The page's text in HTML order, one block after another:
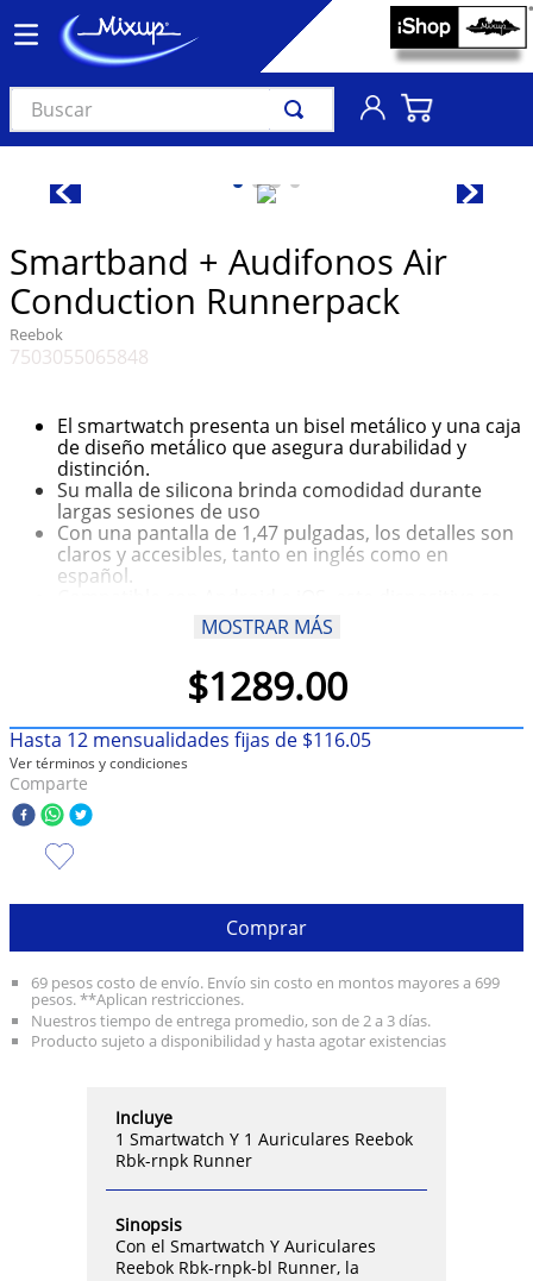
Buscar
Smartband + Audifonos Air
Conduction Runnerpack
Reebok
7503055065848
El smartwatch presenta un bisel metálico y una caja
de diseño metálico que asegura durabilidad y
distinción.
Su malla de silicona brinda comodidad durante
largas sesiones de uso
Con una pantalla de 1,47 pulgadas, los detalles son
claros y accesibles, tanto en inglés como en
español.
sincroniza de manera eficiente con tu smartphone,
mejorando tu conectividad en cada momento
con los auriculares incluidos
Disfruta de un producto que no solo complementa
tu estilo de vida activa, sino que también se adapta
a tus necesidades tecnológicas
No importa si eres un atleta experimentado o estás
comenzando tu viaje de fitness
MOSTRAR MÁS
$1289.00
Hasta 12 mensualidades fijas de $116.05
Ver términos y condiciones
Comparte
Comprar
69 pesos costo de envío. Envío sin costo en montos mayores a 699
pesos. **Aplican restricciones.
Nuestros tiempo de entrega promedio, son de 2 a 3 días.
Producto sujeto a disponibilidad y hasta agotar existencias
Incluye
1 Smartwatch Y 1 Auriculares Reebok
Rbk-rnpk Runner
Sinopsis
Con el Smartwatch Y Auriculares
Reebok Rbk-rnpk-bl Runner, la
3.
audífonos
4.
madonna
5.
ariana grande
7.
manga
8.
importados
9.
bocinas
10. taylor swift